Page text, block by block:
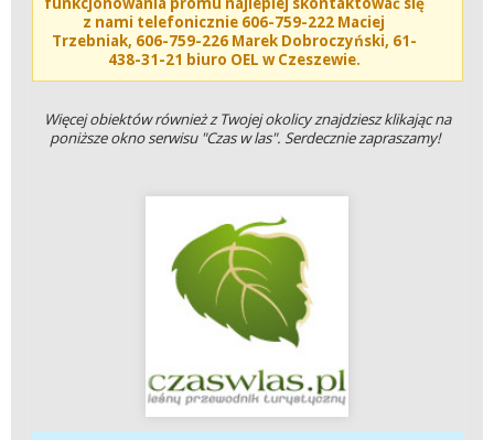
z nami telefonicznie 606-759-222 Maciej
Trzebniak, 606-759-226 Marek Dobroczyński, 61-
438-31-21 biuro OEL w Czeszewie.
Więcej obiektów również z Twojej okolicy znajdziesz klikając na
poniższe okno serwisu "Czas w las". Serdecznie zapraszamy!